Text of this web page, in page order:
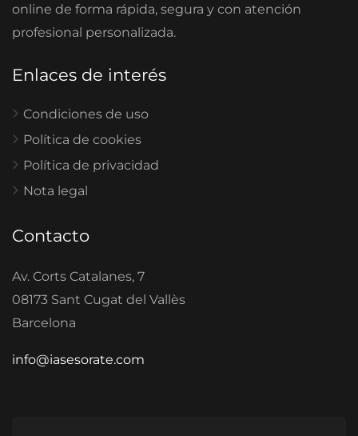
online de forma rápida, segura y con atención
profesional personalizada.
Enlaces de interés
Condiciones de uso
Política de cookies
Política de privacidad
Nota legal
Contacto
Av. Corts Catalanes, 7
08173 Sant Cugat del Vallès
Barcelona
info@iasesorate.com